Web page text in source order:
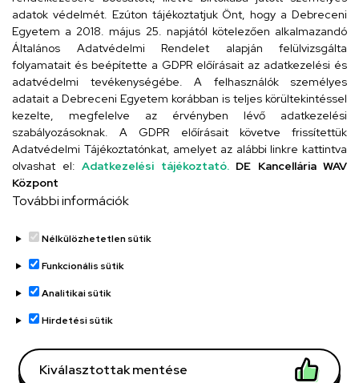
Szervezeti telefonkönyv
UD telefonkönyv
Titkárság
Adatvédelem
Adatvédelem
Régi oldal
adatok védelmét. Ezúton tájékoztatjuk Önt, hogy a Debreceni
Egyetem a 2018. május 25. napjától kötelezően alkalmazandó
Általános Adatvédelmi Rendelet alapján felülvizsgálta
folyamatait és beépítette a GDPR előírásait az adatkezelési és
adatvédelmi tevékenységébe. A felhasználók személyes
adatait a Debreceni Egyetem korábban is teljes körültekintéssel
kezelte, megfelelve az érvényben lévő adatkezelési
szabályozásoknak. A GDPR előírásait követve frissítettük
Adatvédelmi Tájékoztatónkat, amelyet az alábbi linkre kattintva
olvashat el: Adatkezelési tájékoztató. DE Kancellária WAV
Központ
További információk
Nélkülözhetetlen sütik
Funkcionális sütik
Analitikai sütik
Hirdetési sütik
Kiválasztottak mentése